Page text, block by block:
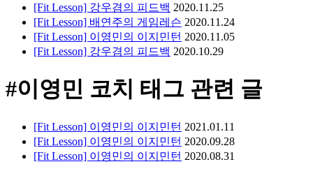
[Fit Lesson] 강우겸의 피드백 2020.11.25
[Fit Lesson] 배연주의 게임레슨 2020.11.24
[Fit Lesson] 이영민의 이지민턴 2020.11.05
[Fit Lesson] 강우겸의 피드백 2020.10.29
#이영민 코치 태그 관련 글
[Fit Lesson] 이영민의 이지민턴 2021.01.11
[Fit Lesson] 이영민의 이지민턴 2020.09.28
[Fit Lesson] 이영민의 이지민턴 2020.08.31